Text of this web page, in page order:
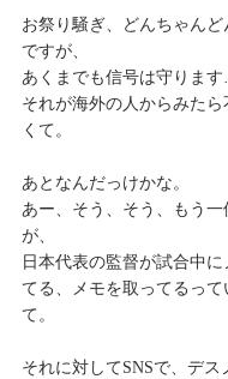
お祭り騒ぎ、どんちゃん
ですが、
あくまでも信号は守ります
それが海外の人からみたら
くて。
あとなんだっけかな。
あー、そう、そう、もう
が、
日本代表の監督が試合中
てる、メモを取ってるって
て。
それに対してSNSで、デス